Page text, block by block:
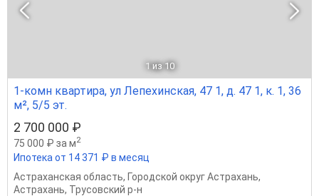
1 из 10
1-комн квартира, ул Лепехинская, 47 1, д. 47 1, к. 1, 36
м², 5/5 эт.
2 700 000 ₽
75 000 ₽ за м2
Ипотека от 14 371 ₽ в месяц
Астраханская область, Городской округ Астрахань,
Астрахань, Трусовский р-н